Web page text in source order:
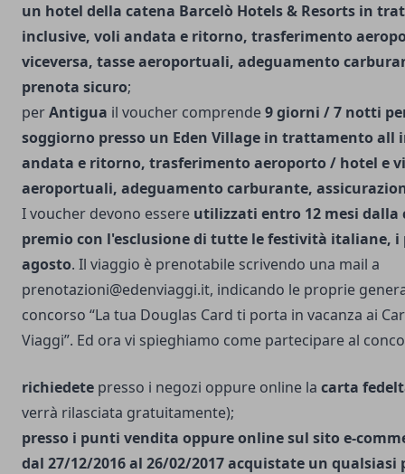
un hotel della catena Barcelò Hotels & Resorts in
inclusive, voli andata e ritorno, trasferimento
viceversa, tasse aeroportuali, adeguamento
prenota sicuro;
perAntigua il voucher comprende9 giorni / 7 notti
soggiorno presso un Eden Village in trattamento all
andata e ritorno, trasferimento aeroporto / hotel e
aeroportuali, adeguamento carburante,
I voucher devono essere utilizzati entro 12 mesi dalla
premio con l'esclusione di tutte le festività italiane, i
agosto. Il viaggio è prenotabile scrivendo una mail a
prenotazioni@edenviaggi.it, indicando le proprie
concorso “La tua Douglas Card ti porta in vacanza ai
Viaggi”. Ed ora vi spieghiamo come partecipare al
richiedete presso i negozi oppure online la carta
verrà rilasciata gratuitamente);
presso i punti vendita oppure online sul sito e-
dal 27/12/2016 al 26/02/2017 acquistate un